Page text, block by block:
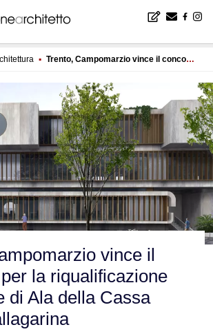
▪ Trento, Campomarzio vince il concorso per la riqualificazione della sede di Ala della Cassa Rurale Vallagarina
vince il
la riqualificazione
di Ala della Cassa